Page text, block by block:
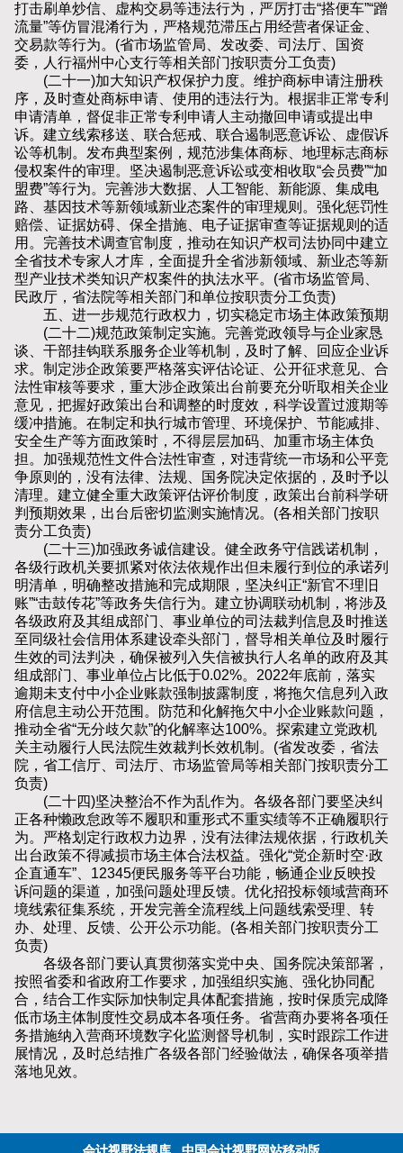
打击刷单炒信、虚构交易等违法行为，严厉打击“搭便车”“蹭
流量”等仿冒混淆行为，严格规范滞压占用经营者保证金、
交易款等行为。(省市场监管局、发改委、司法厅、国资
委，人行福州中心支行等相关部门按职责分工负责)
(二十一)加大知识产权保护力度。维护商标申请注册秩
序，及时查处商标申请、使用的违法行为。根据非正常专利
申请清单，督促非正常专利申请人主动撤回申请或提出申
诉。建立线索移送、联合惩戒、联合遏制恶意诉讼、虚假诉
讼等机制。发布典型案例，规范涉集体商标、地理标志商标
侵权案件的审理。坚决遏制恶意诉讼或变相收取“会员费”“加
盟费”等行为。完善涉大数据、人工智能、新能源、集成电
路、基因技术等新领域新业态案件的审理规则。强化惩罚性
赔偿、证据妨碍、保全措施、电子证据审查等证据规则的适
用。完善技术调查官制度，推动在知识产权司法协同中建立
全省技术专家人才库，全面提升全省涉新领域、新业态等新
型产业技术类知识产权案件的执法水平。(省市场监管局、
民政厅，省法院等相关部门和单位按职责分工负责)
五、进一步规范行政权力，切实稳定市场主体政策预期
(二十二)规范政策制定实施。完善党政领导与企业家恳
谈、干部挂钩联系服务企业等机制，及时了解、回应企业诉
求。制定涉企政策要严格落实评估论证、公开征求意见、合
法性审核等要求，重大涉企政策出台前要充分听取相关企业
意见，把握好政策出台和调整的时度效，科学设置过渡期等
缓冲措施。在制定和执行城市管理、环境保护、节能减排、
安全生产等方面政策时，不得层层加码、加重市场主体负
担。加强规范性文件合法性审查，对违背统一市场和公平竞
争原则的，没有法律、法规、国务院决定依据的，及时予以
清理。建立健全重大政策评估评价制度，政策出台前科学研
判预期效果，出台后密切监测实施情况。(各相关部门按职
责分工负责)
(二十三)加强政务诚信建设。健全政务守信践诺机制，
各级行政机关要抓紧对依法依规作出但未履行到位的承诺列
明清单，明确整改措施和完成期限，坚决纠正“新官不理旧
账”“击鼓传花”等政务失信行为。建立协调联动机制，将涉及
各级政府及其组成部门、事业单位的司法裁判信息及时推送
至同级社会信用体系建设牵头部门，督导相关单位及时履行
生效的司法判决，确保被列入失信被执行人名单的政府及其
组成部门、事业单位占比低于0.02%。2022年底前，落实
逾期未支付中小企业账款强制披露制度，将拖欠信息列入政
府信息主动公开范围。防范和化解拖欠中小企业账款问题，
推动全省“无分歧欠款”的化解率达100%。探索建立党政机
关主动履行人民法院生效裁判长效机制。(省发改委，省法
院，省工信厅、司法厅、市场监管局等相关部门按职责分工
负责)
(二十四)坚决整治不作为乱作为。各级各部门要坚决纠
正各种懒政怠政等不履职和重形式不重实绩等不正确履职行
为。严格划定行政权力边界，没有法律法规依据，行政机关
出台政策不得减损市场主体合法权益。强化“党企新时空·政
企直通车”、12345便民服务等平台功能，畅通企业反映投
诉问题的渠道，加强问题处理反馈。优化招投标领域营商环
境线索征集系统，开发完善全流程线上问题线索受理、转
办、处理、反馈、公开公示功能。(各相关部门按职责分工
负责)
各级各部门要认真贯彻落实党中央、国务院决策部署，
按照省委和省政府工作要求，加强组织实施、强化协同配
合，结合工作实际加快制定具体配套措施，按时保质完成降
低市场主体制度性交易成本各项任务。省营商办要将各项任
务措施纳入营商环境数字化监测督导机制，实时跟踪工作进
展情况，及时总结推广各级各部门经验做法，确保各项举措
落地见效。
会计视野法规库 中国会计视野网站移动版